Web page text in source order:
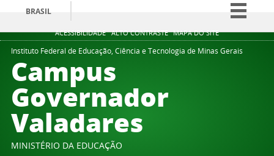
ACESSIBILIDADE ALTO CONTRASTE MAPA DO SITE
BRASIL
Simplifique!
Comunica BR
Instituto Federal de Educação, Ciência e Tecnologia de Minas Gerais
Campus
Governador
Valadares
MINISTÉRIO DA EDUCAÇÃO